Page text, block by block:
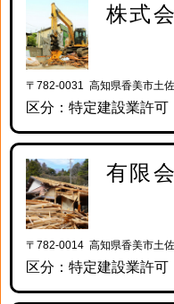
株式
〒782-0031 高知県香美市土
区分：特定建設業許可
有限
〒782-0014 高知県香美市土
区分：特定建設業許可